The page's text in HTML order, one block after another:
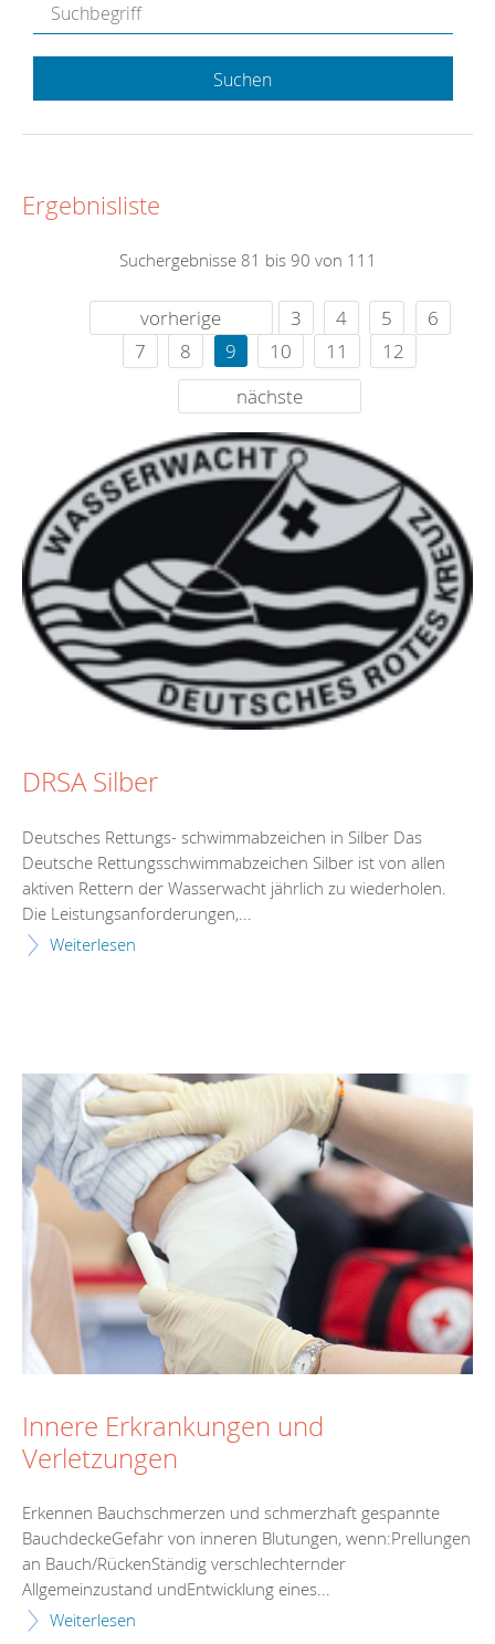
Suchen
Ergebnisliste
Suchergebnisse 81 bis 90 von 111
vorherige 3 4 5
6
7
8 9 10 11
12
nächste
DRSA Silber
Deutsches Rettungs- schwimmabzeichen in Silber Das
Deutsche Rettungsschwimmabzeichen Silber ist von allen
aktiven Rettern der Wasserwacht jährlich zu wiederholen.
Die Leistungsanforderungen,...
Weiterlesen
Innere Erkrankungen und
Verletzungen
Erkennen Bauchschmerzen und schmerzhaft gespannte
BauchdeckeGefahr von inneren Blutungen, wenn:Prellungen
an Bauch/RückenStändig verschlechternder
Allgemeinzustand undEntwicklung eines...
Weiterlesen